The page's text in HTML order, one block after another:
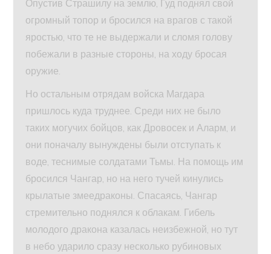
Опустив Страшилу на землю, Гуд поднял свой
огромный топор и бросился на врагов с такой
яростью, что те не выдержали и сломя голову
побежали в разные стороны, на ходу бросая
оружие.
Но остальным отрядам войска Магдара
пришлось куда труднее. Среди них не было
таких могучих бойцов, как Дровосек и Аларм, и
они поначалу вынуждены были отступать к
воде, теснимые солдатами Тьмы. На помощь им
бросился Чангар, но на него тучей кинулись
крылатые змеедраконы. Спасаясь, Чангар
стремительно поднялся к облакам. Гибель
молодого дракона казалась неизбежной, но тут
в небо ударило сразу несколько рубиновых